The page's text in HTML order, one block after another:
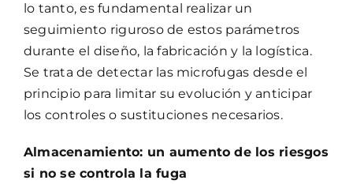
lo tanto, es fundamental realizar un
seguimiento riguroso de estos parámetros
durante el diseño, la fabricación y la logística.
Se trata de detectar las microfugas desde el
principio para limitar su evolución y anticipar
los controles o sustituciones necesarios.
Almacenamiento: un aumento de los riesgos
si no se controla la fuga